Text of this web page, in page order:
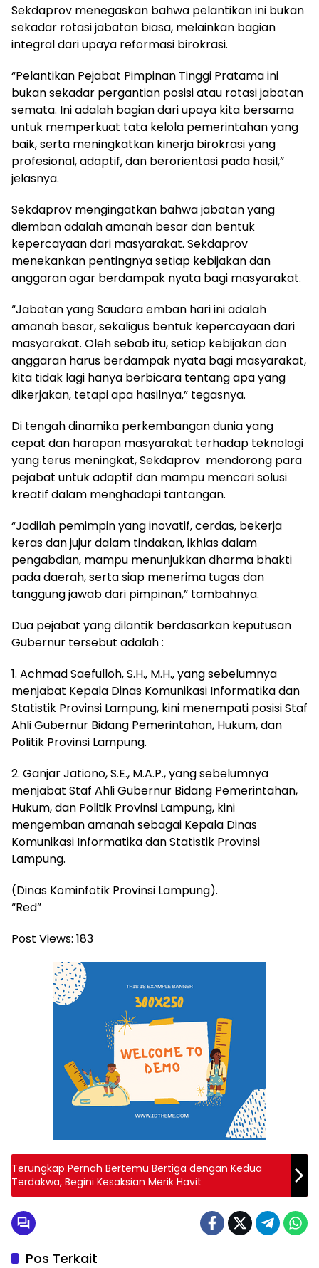
Sekdaprov menegaskan bahwa pelantikan ini bukan
sekadar rotasi jabatan biasa, melainkan bagian
integral dari upaya reformasi birokrasi.
“Pelantikan Pejabat Pimpinan Tinggi Pratama ini
bukan sekadar pergantian posisi atau rotasi jabatan
semata. Ini adalah bagian dari upaya kita bersama
untuk memperkuat tata kelola pemerintahan yang
baik, serta meningkatkan kinerja birokrasi yang
profesional, adaptif, dan berorientasi pada hasil,”
jelasnya.
Sekdaprov mengingatkan bahwa jabatan yang
diemban adalah amanah besar dan bentuk
kepercayaan dari masyarakat. Sekdaprov
menekankan pentingnya setiap kebijakan dan
anggaran agar berdampak nyata bagi masyarakat.
“Jabatan yang Saudara emban hari ini adalah
amanah besar, sekaligus bentuk kepercayaan dari
masyarakat. Oleh sebab itu, setiap kebijakan dan
anggaran harus berdampak nyata bagi masyarakat,
kita tidak lagi hanya berbicara tentang apa yang
dikerjakan, tetapi apa hasilnya,” tegasnya.
Di tengah dinamika perkembangan dunia yang
cepat dan harapan masyarakat terhadap teknologi
yang terus meningkat, Sekdaprov mendorong para
pejabat untuk adaptif dan mampu mencari solusi
kreatif dalam menghadapi tantangan.
“Jadilah pemimpin yang inovatif, cerdas, bekerja
keras dan jujur dalam tindakan, ikhlas dalam
pengabdian, mampu menunjukkan dharma bhakti
pada daerah, serta siap menerima tugas dan
tanggung jawab dari pimpinan,” tambahnya.
Dua pejabat yang dilantik berdasarkan keputusan
Gubernur tersebut adalah :
1. Achmad Saefulloh, S.H., M.H., yang sebelumnya
menjabat Kepala Dinas Komunikasi Informatika dan
Statistik Provinsi Lampung, kini menempati posisi Staf
Ahli Gubernur Bidang Pemerintahan, Hukum, dan
Politik Provinsi Lampung.
2. Ganjar Jationo, S.E., M.A.P., yang sebelumnya
menjabat Staf Ahli Gubernur Bidang Pemerintahan,
Hukum, dan Politik Provinsi Lampung, kini
mengemban amanah sebagai Kepala Dinas
Komunikasi Informatika dan Statistik Provinsi
Lampung.
(Dinas Kominfotik Provinsi Lampung).
“Red”
Post Views: 183
Terungkap Pernah Bertemu Bertiga dengan Kedua
Terdakwa, Begini Kesaksian Merik Havit
Pos Terkait